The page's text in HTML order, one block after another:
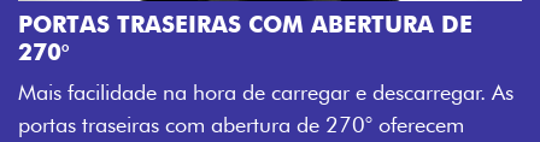
PORTAS TRASEIRAS COM ABERTURA DE
270°
Mais facilidade na hora de carregar e descarregar. As
portas traseiras com abertura de 270° oferecem